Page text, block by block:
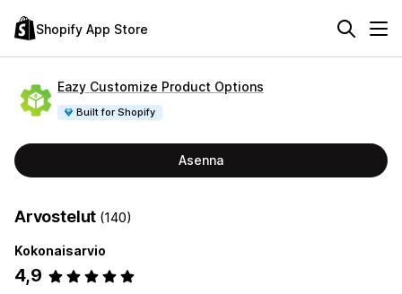
Shopify App Store
Eazy Customize Product Options
Built for Shopify
Asenna
Arvostelut (140)
Kokonaisarvio
4,9